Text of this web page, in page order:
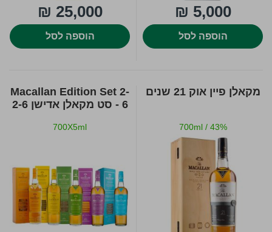
5,000 ₪
הוספה לסל
25,000 ₪
הוספה לסל
מקאלן פיין אוק 21 שנים
700ml / 43%
Macallan Edition Set 2-
6 - סט מקאלן אדישן 2-6
700X5ml